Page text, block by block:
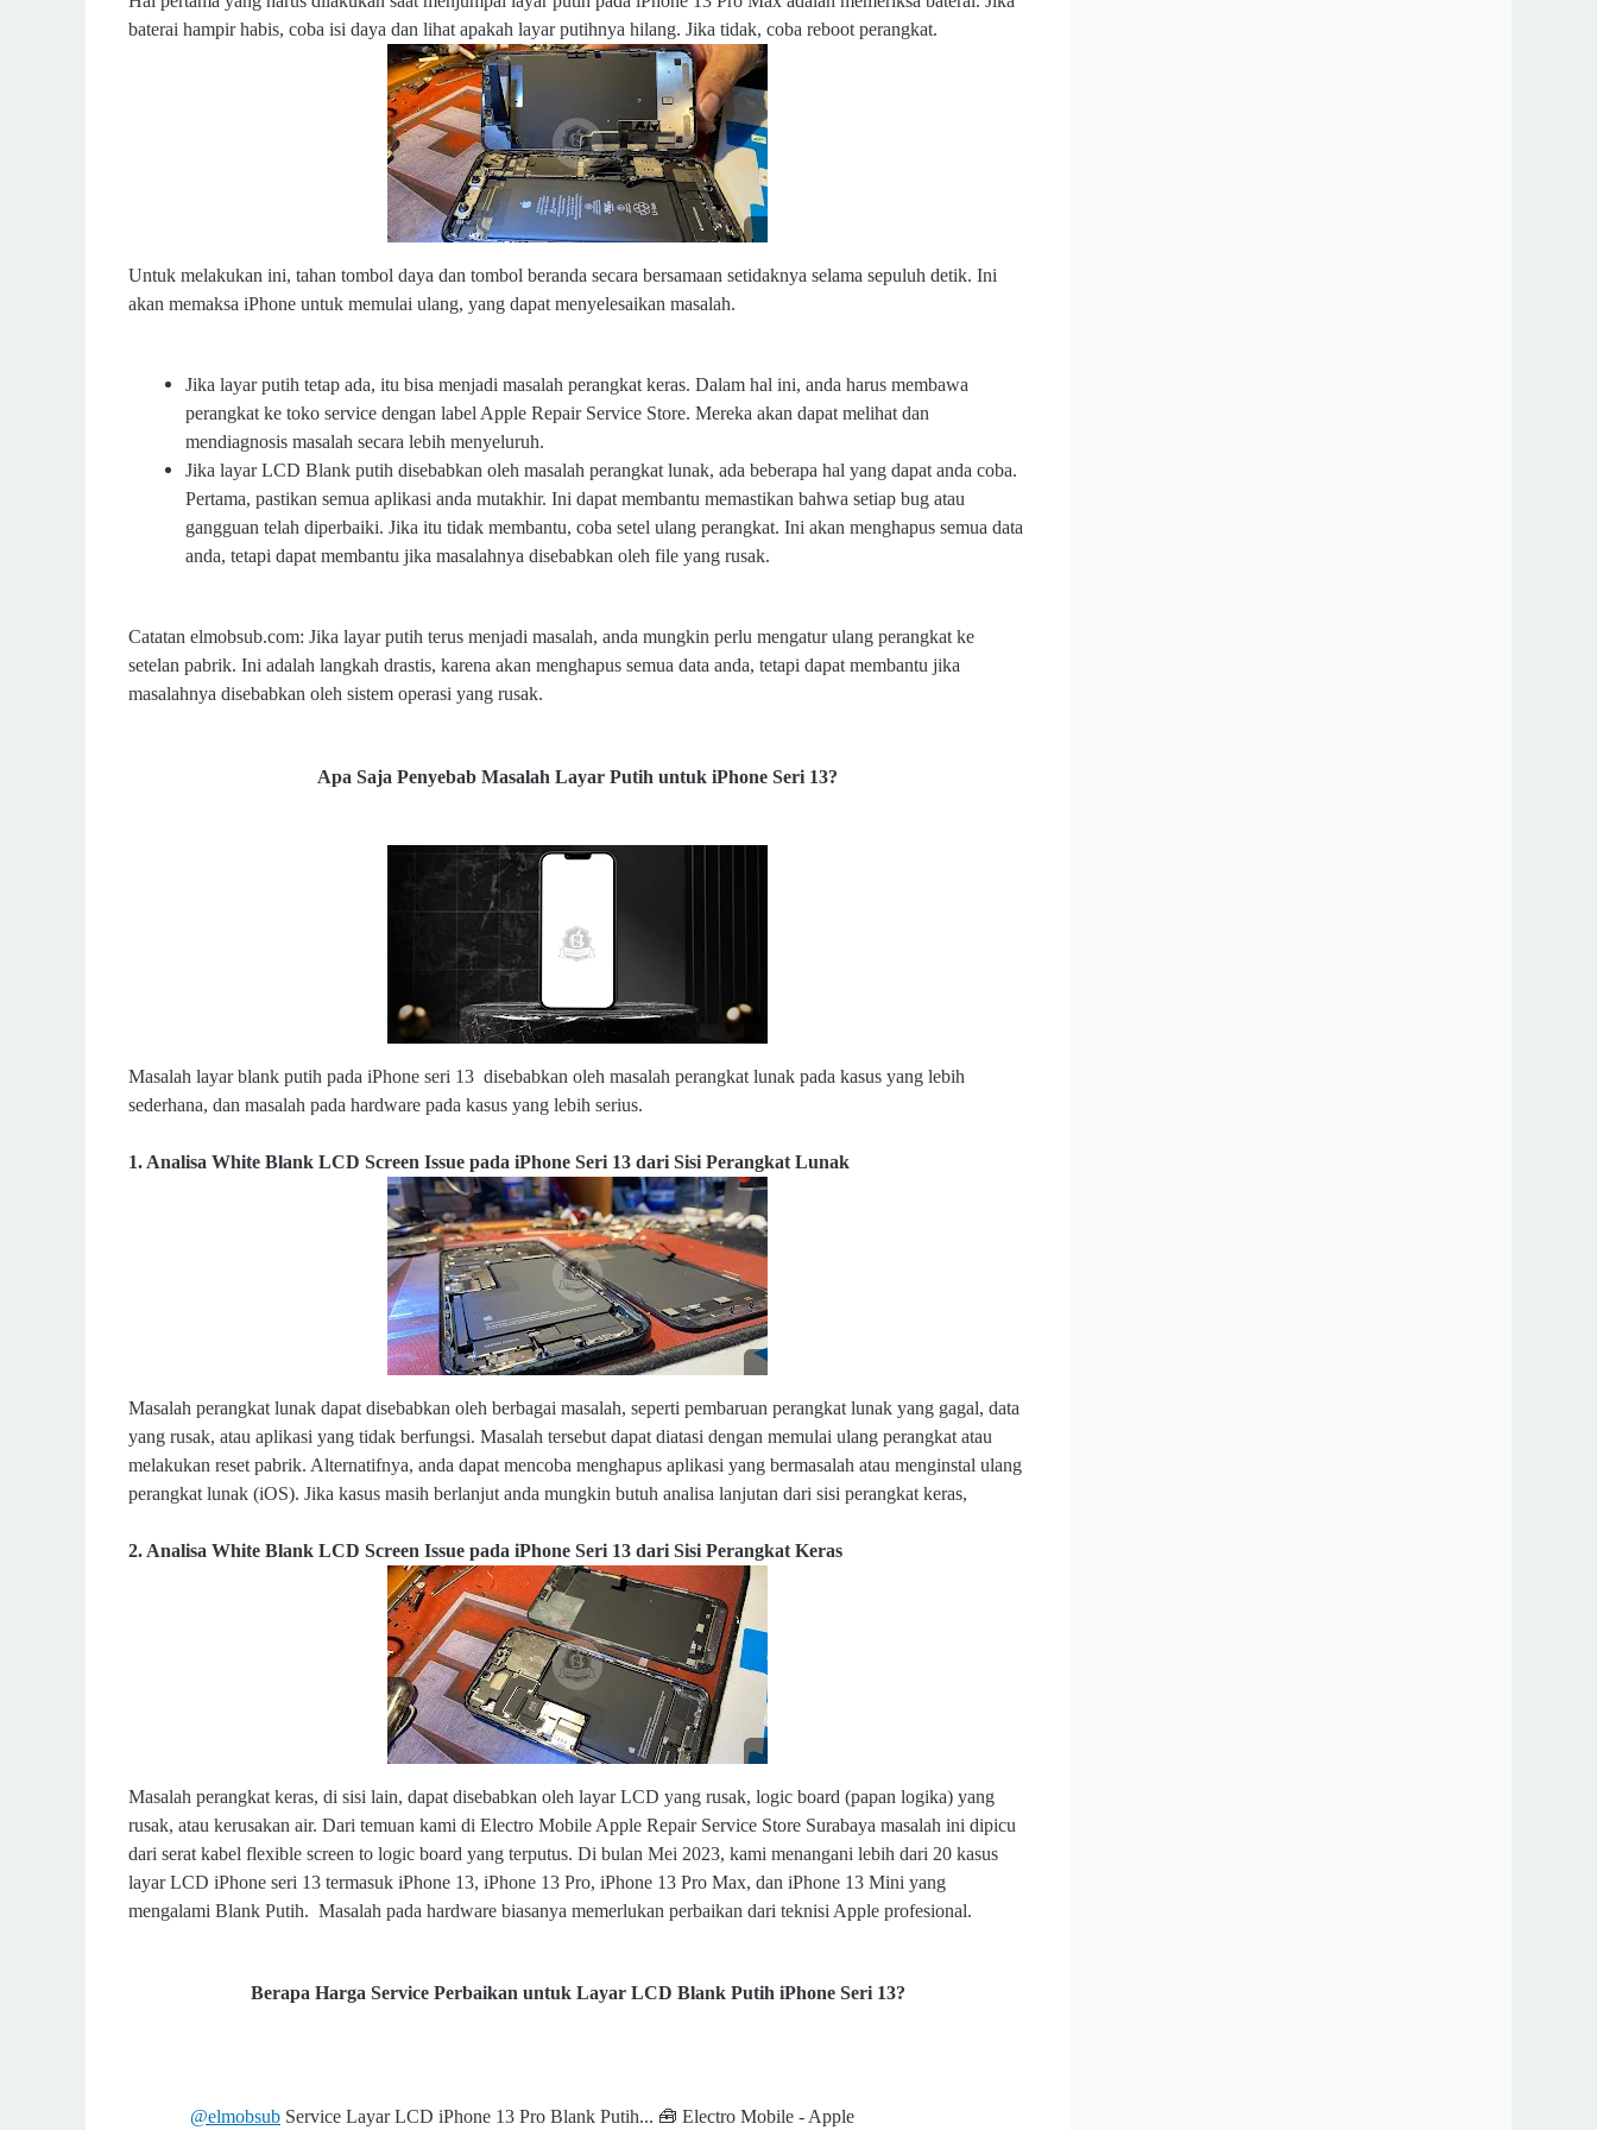
baterai hampir habis, coba isi daya dan lihat apakah layar putihnya hilang. Jika tidak, coba reboot perangkat.
o
s
u
b.
c
o
Untuk melakukan ini, tahan tombol daya dan tombol beranda secara bersamaan setidaknya selama sepuluh detik. Ini
akan memaksa iPhone untuk memulai ulang, yang dapat menyelesaikan masalah.
Jika layar putih tetap ada, itu bisa menjadi masalah perangkat keras. Dalam hal ini, anda harus membawa
perangkat ke toko service dengan label Apple Repair Service Store. Mereka akan dapat melihat dan
mendiagnosis masalah secara lebih menyeluruh.
Jika layar LCD Blank putih disebabkan oleh masalah perangkat lunak, ada beberapa hal yang dapat anda coba.
Pertama, pastikan semua aplikasi anda mutakhir. Ini dapat membantu memastikan bahwa setiap bug atau
gangguan telah diperbaiki. Jika itu tidak membantu, coba setel ulang perangkat. Ini akan menghapus semua data
anda, tetapi dapat membantu jika masalahnya disebabkan oleh file yang rusak.
Catatan elmobsub.com: Jika layar putih terus menjadi masalah, anda mungkin perlu mengatur ulang perangkat ke
setelan pabrik. Ini adalah langkah drastis, karena akan menghapus semua data anda, tetapi dapat membantu jika
masalahnya disebabkan oleh sistem operasi yang rusak.
Apa Saja Penyebab Masalah Layar Putih untuk iPhone Seri 13?
.e
Masalah layar blank putih pada iPhone seri 13 disebabkan oleh masalah perangkat lunak pada kasus yang lebih
sederhana, dan masalah pada hardware pada kasus yang lebih serius.
1. Analisa White Blank LCD Screen Issue pada iPhone Seri 13 dari Sisi Perangkat Lunak
w
o
b
s
u
b.
c
o
m
Masalah perangkat lunak dapat disebabkan oleh berbagai masalah, seperti pembaruan perangkat lunak yang gagal, data
yang rusak, atau aplikasi yang tidak berfungsi. Masalah tersebut dapat diatasi dengan memulai ulang perangkat atau
melakukan reset pabrik. Alternatifnya, anda dapat mencoba menghapus aplikasi yang bermasalah atau menginstal ulang
perangkat lunak (iOS). Jika kasus masih berlanjut anda mungkin butuh analisa lanjutan dari sisi perangkat keras,
2. Analisa White Blank LCD Screen Issue pada iPhone Seri 13 dari Sisi Perangkat Keras
w
.e
o
b
s
u
b.
c
o
m
Masalah perangkat keras, di sisi lain, dapat disebabkan oleh layar LCD yang rusak, logic board (papan logika) yang
rusak, atau kerusakan air. Dari temuan kami di Electro Mobile Apple Repair Service Store Surabaya masalah ini dipicu
dari serat kabel flexible screen to logic board yang terputus. Di bulan Mei 2023, kami menangani lebih dari 20 kasus
layar LCD iPhone seri 13 termasuk iPhone 13, iPhone 13 Pro, iPhone 13 Pro Max, dan iPhone 13 Mini yang
mengalami Blank Putih. Masalah pada hardware biasanya memerlukan perbaikan dari teknisi Apple profesional.
Berapa Harga Service Perbaikan untuk Layar LCD Blank Putih iPhone Seri 13?
@elmobsub Service Layar LCD iPhone 13 Pro Blank Putih... 🧰 Electro Mobile - Apple